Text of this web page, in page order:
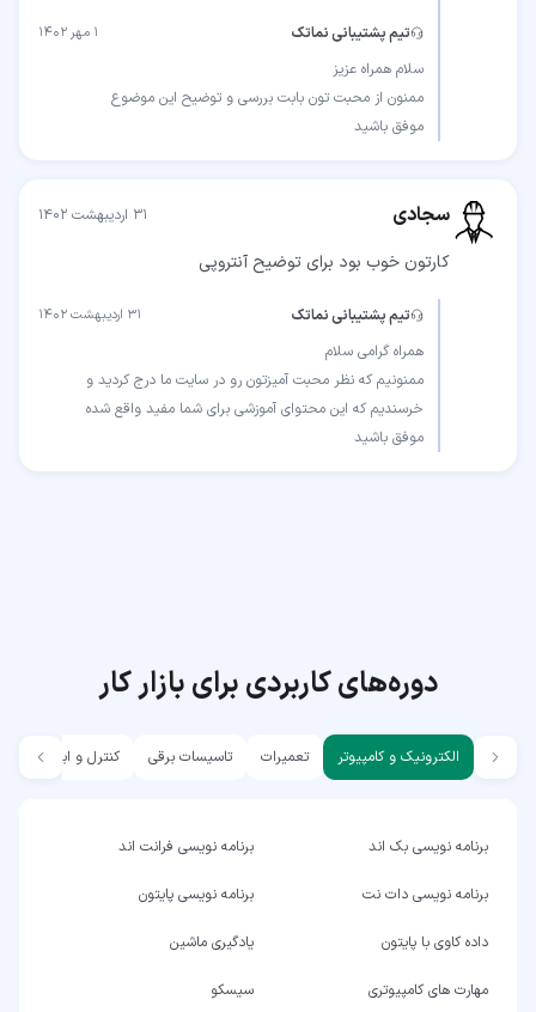
تیم پشتیبانی نماتک ۱ مهر ۱۴۰۲
موفق باشید
سجادی ۳۱ اردیبهشت ۱۴۰۲
کارتون خوب بود برای توضیح آنتروپی
تیم پشتیبانی نماتک ۳۱ اردیبهشت ۱۴۰۲
ممنونیم که نظر محبت آمیزتون رو در سایت ما درج کردید و
موفق باشید
دوره‌های کاربردی برای بازار کار
الکترونیک و کامپیوتر تعمیرات تاسیسات برقی کنترل و ابزار دقیق
برنامه نویسی بک اند برنامه نویسی فرانت اند
برنامه نویسی دات نت برنامه نویسی پایتون
داده کاوی با پایتون یادگیری ماشین
مهارت های کامپیوتری سیسکو